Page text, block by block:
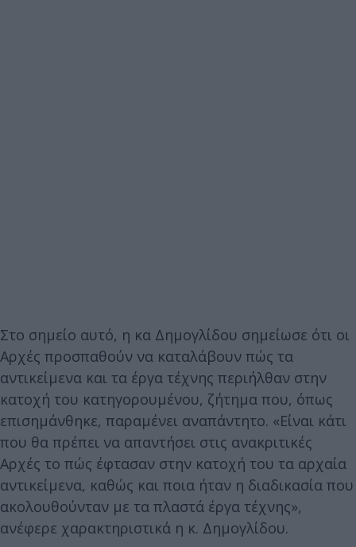
Στο σημείο αυτό, η κα Δημογλίδου σημείωσε ότι οι
Αρχές προσπαθούν να καταλάβουν πώς τα
αντικείμενα και τα έργα τέχνης περιήλθαν στην
κατοχή του κατηγορουμένου, ζήτημα που, όπως
επισημάνθηκε, παραμένει αναπάντητο. «Είναι κάτι
που θα πρέπει να απαντήσει στις ανακριτικές
Αρχές το πώς έφτασαν στην κατοχή του τα αρχαία
αντικείμενα, καθώς και ποια ήταν η διαδικασία που
ακολουθούνταν με τα πλαστά έργα τέχνης»,
ανέφερε χαρακτηριστικά η κ. Δημογλίδου.